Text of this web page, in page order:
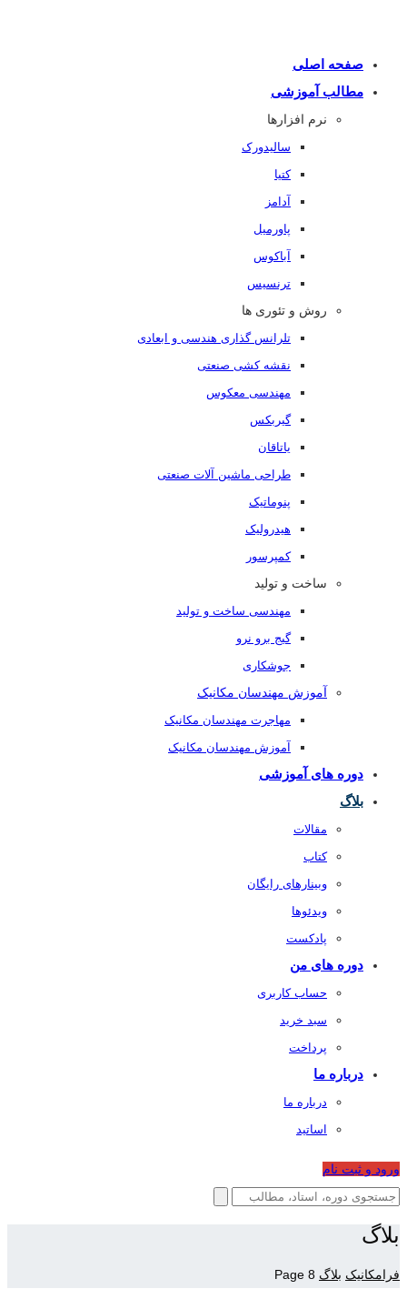
صفحه اصلی
مطالب آموزشی
نرم افزارها
سالیدورک
کتیا
آدامز
پاورمیل
آباکوس
ترنسیس
روش و تئوری ها
تلرانس گذاری هندسی و ابعادی
نقشه کشی صنعتی
مهندسی معکوس
گیربکس
یاتاقان
طراحی ماشین آلات صنعتی
پنوماتیک
هیدرولیک
کمپرسور
ساخت و تولید
مهندسی ساخت و تولید
گیج برو نرو
جوشکاری
آموزش مهندسان مکانیک
مهاجرت مهندسان مکانیک
آموزش مهندسان مکانیک
دوره های آموزشی
بلاگ
مقالات
کتاب
وبینارهای رایگان
ویدئوها
پادکست
دوره های من
حساب کاربری
سبد خرید
پرداخت
درباره ما
درباره ما
اساتید
ورود و ثبت نام
بلاگ
فرامکانیک بلاگ Page 8